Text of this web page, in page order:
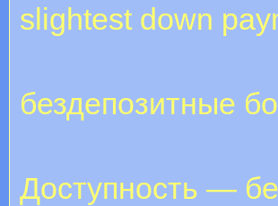
slightest down
бездепозитные
Доступность —